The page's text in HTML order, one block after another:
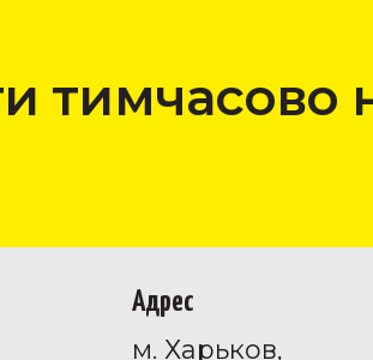
тимчасово
Адрес
м. Харьков,